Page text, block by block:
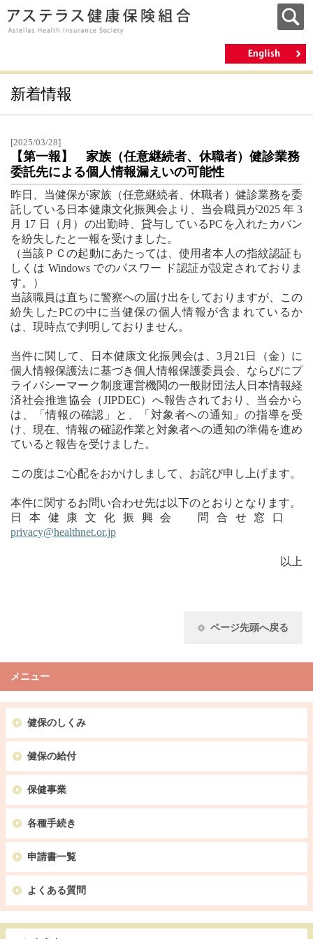
新着情報
[2025/03/28]
【第一報】 家族（任意継続者、休職者）健診業務
委託先による個人情報漏えいの可能性
昨日、当健保が家族（任意継続者、休職者）健診業務を委
託している日本健康文化振興会より、当会職員が2025 年 3
月 17 日（月）の出勤時、貸与しているPCを入れたカバン
を紛失したと一報を受けました。
（当該ＰＣの起動にあたっては、使用者本人の指紋認証も
しくは Windows でのパスワー ド認証が設定されておりま
す。）
当該職員は直ちに警察への届け出をしておりますが、この
紛失したPCの中に当健保の個人情報が含まれているか
は、現時点で判明しておりません。
当件に関して、日本健康文化振興会は、3月21日（金）に
個人情報保護法に基づき個人情報保護委員会、ならびにプ
ライバシーマーク制度運営機関の一般財団法人日本情報経
済社会推進協会（JIPDEC）へ報告されており、当会から
は、「情報の確認」と、「対象者への通知」の指導を受
け、現在、情報の確認作業と対象者への通知の準備を進め
ていると報告を受けました。
この度はご心配をおかけしまして、お詫び申し上げます。
本件に関するお問い合わせ先は以下のとおりとなります。
日本健康文化振興会 問合せ窓口
privacy@healthnet.or.jp
以上
ページ先頭へ戻る
メニュー
健保のしくみ
健保の給付
保健事業
各種手続き
申請書一覧
よくある質問